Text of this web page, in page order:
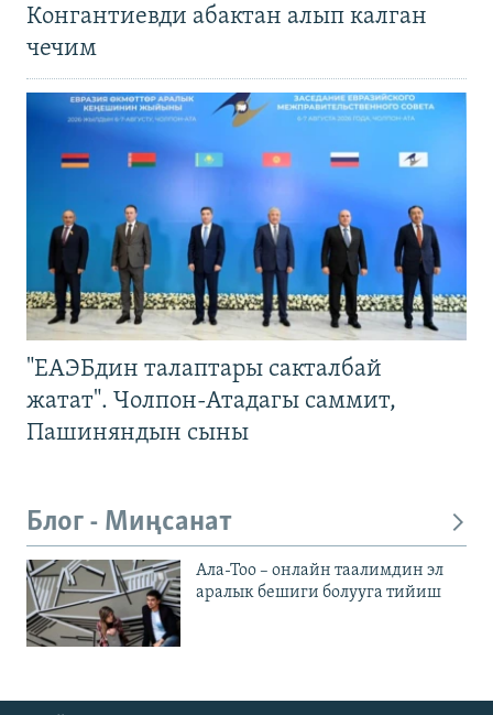
Конгантиевди абактан алып калган
чечим
"ЕАЭБдин талаптары сакталбай
жатат". Чолпон-Атадагы саммит,
Пашиняндын сыны
Блог - Миңсанат
Ала-Тоо – онлайн таалимдин эл
аралык бешиги болууга тийиш